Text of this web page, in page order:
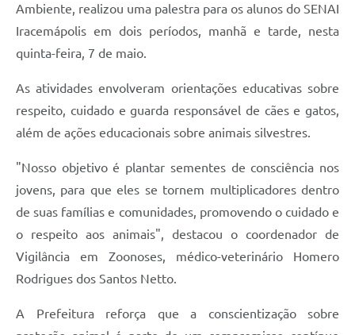
Ambiente, realizou uma palestra para os alunos do SENAI
Iracemápolis em dois períodos, manhã e tarde, nesta
quinta-feira, 7 de maio.
As atividades envolveram orientações educativas sobre
respeito, cuidado e guarda responsável de cães e gatos,
além de ações educacionais sobre animais silvestres.
"Nosso objetivo é plantar sementes de consciência nos
jovens, para que eles se tornem multiplicadores dentro
de suas famílias e comunidades, promovendo o cuidado e
o respeito aos animais", destacou o coordenador de
Vigilância em Zoonoses, médico-veterinário Homero
Rodrigues dos Santos Netto.
A Prefeitura reforça que a conscientização sobre